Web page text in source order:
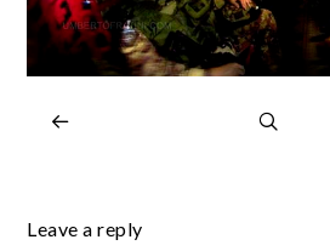
Leave a reply